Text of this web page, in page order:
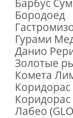
Бородоед
Гурами
Данио
Золотые
Комета
Лабео